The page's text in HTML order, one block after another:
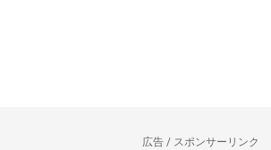
広告 / スポンサーリンク